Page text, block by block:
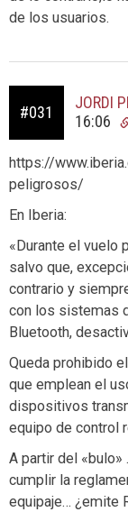
de los usuarios.
#031
JORDI
16:06
https://
peligrosos/
En Iberia:
«Durante el vuelo
salvo que,
contrario y
con los sistemas
Bluetooth,
Queda prohibido
que emplean el
dispositivos
equipo de control
A partir del
cumplir la
equipaje… ¿emite